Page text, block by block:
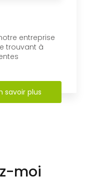
entreprise
trouvant à
savoir plus
moi